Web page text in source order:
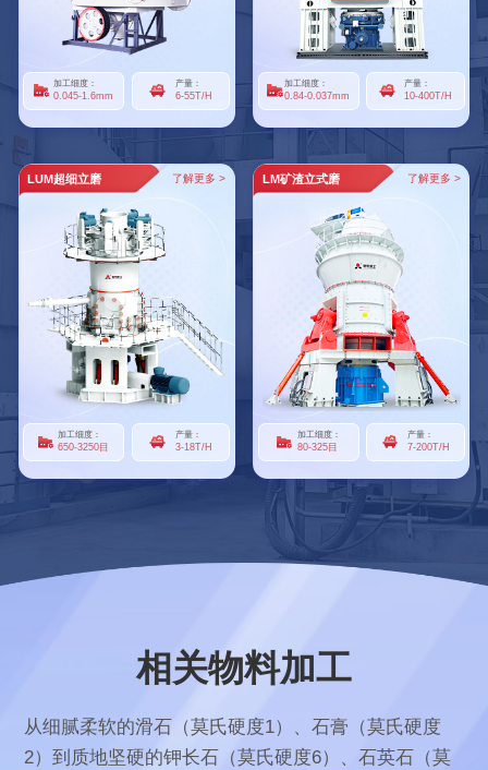
加工细度：
0.045-1.6mm
产量：
6-55T/H
加工细度：
0.84-0.037mm
产量：
10-400T/H
LUM超细立磨 了解更多 >
加工细度：
650-3250目
产量：
3-18T/H
LM矿渣立式磨 了解更多 >
加工细度：
80-325目
产量：
7-200T/H
相关物料加工
从细腻柔软的滑石（莫氏硬度1）、石膏（莫氏硬度
2）到质地坚硬的钾长石（莫氏硬度6）、石英石（莫